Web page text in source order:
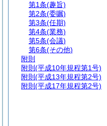
第1条(趣旨)
第2条(委嘱)
第3条(任期)
第4条(業務)
第5条(会議)
第6条(その他)
附則
附則 (平成10年規程第1号)
附則 (平成13年規程第2号)
附則 (平成17年規程第2号)